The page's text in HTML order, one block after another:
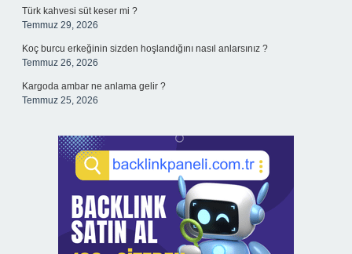
Türk kahvesi süt keser mi ?
Temmuz 29, 2026
Koç burcu erkeğinin sizden hoşlandığını nasıl anlarsınız ?
Temmuz 26, 2026
Kargoda ambar ne anlama gelir ?
Temmuz 25, 2026